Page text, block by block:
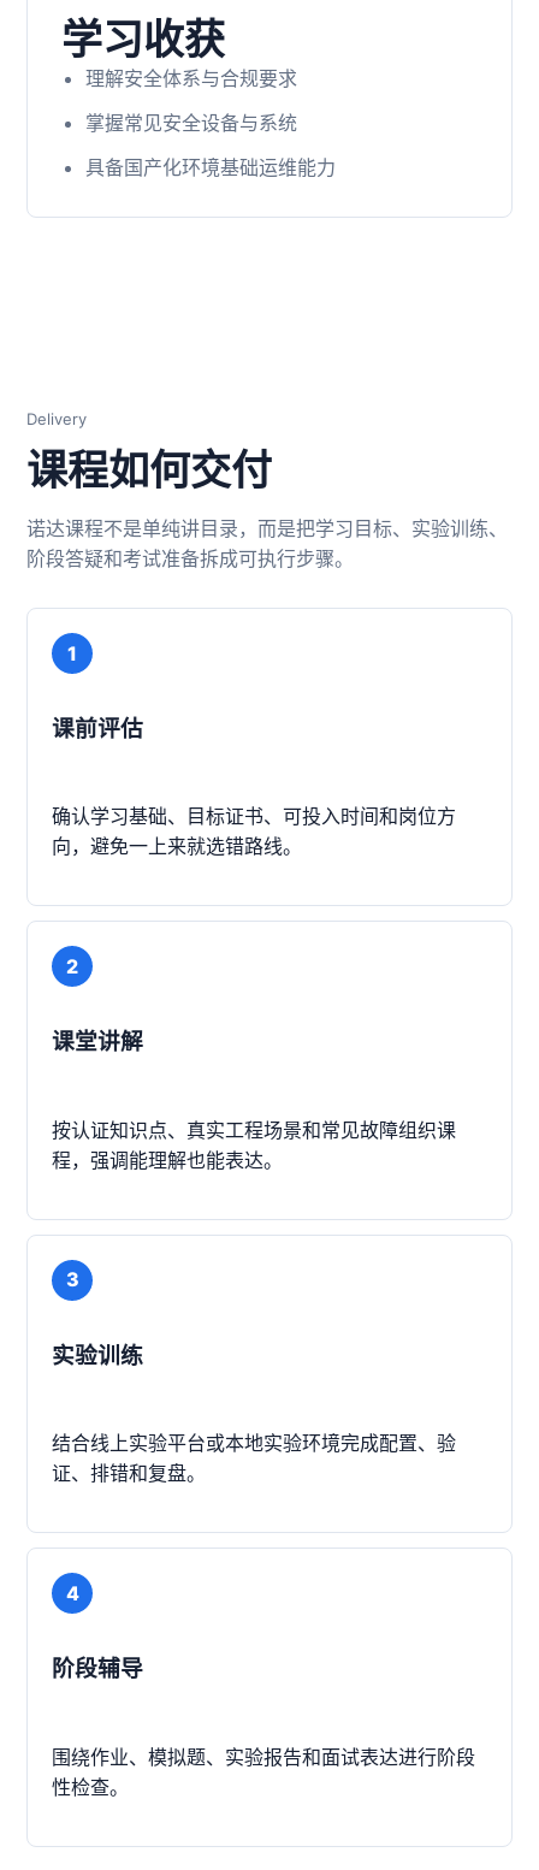
学习收获
理解安全体系与合规要求
掌握常见安全设备与系统
具备国产化环境基础运维能力
Delivery
课程如何交付
诺达课程不是单纯讲目录，而是把学习目标、实验训练、
阶段答疑和考试准备拆成可执行步骤。
1
课前评估
确认学习基础、目标证书、可投入时间和岗位方
向，避免一上来就选错路线。
2
课堂讲解
按认证知识点、真实工程场景和常见故障组织课
程，强调能理解也能表达。
3
实验训练
结合线上实验平台或本地实验环境完成配置、验
证、排错和复盘。
4
阶段辅导
围绕作业、模拟题、实验报告和面试表达进行阶段
性检查。